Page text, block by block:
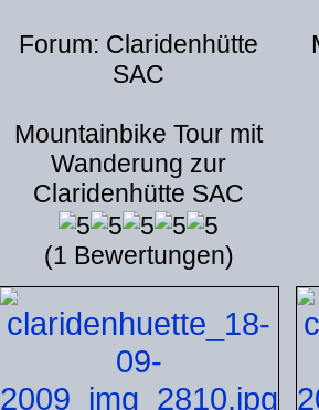
Forum: Claridenhütte
SAC
Mountainbike Tour mit
Wanderung zur
Claridenhütte SAC
(1 Bewertungen)